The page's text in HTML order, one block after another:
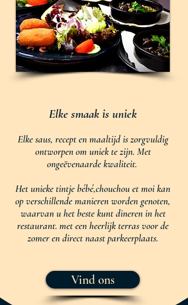
Elke smaak is uniek
Elke saus, recept en maaltijd is zorgvuldig
ontworpen om uniek te zijn. Met
ongeëvenaarde kwaliteit.
Het unieke tintje bébé,chouchou et moi kan
op verschillende manieren worden genoten,
waarvan u het beste kunt dineren in het
restaurant. met een heerlijk terras voor de
zomer en direct naast parkeerplaats.
Vind ons